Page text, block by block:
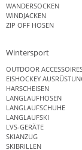
WANDERSOCKEN
WINDJACKEN
ZIP OFF HOSEN
Wintersport
OUTDOOR
EISHOCKEY
HARSCHEISEN
LANGLAUFHOSEN
LANGLAUFSCHUHE
LANGLAUFSKI
LVS-GERÄTE
SKIANZUG
SKIBRILLEN